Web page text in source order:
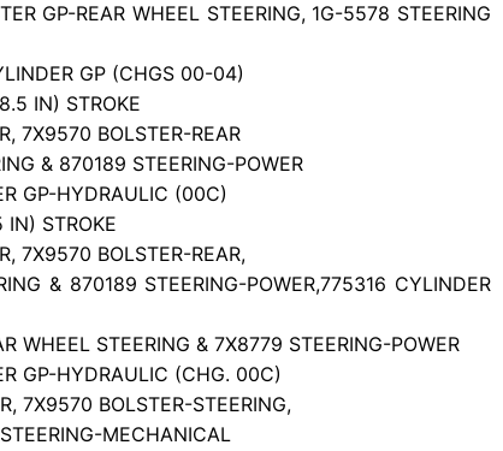
GP-REAR WHEEL STEERING, 1G-5578 STEERING
GP (CHGS 00-04)
IN) STROKE
7X9570 BOLSTER-REAR
& 870189 STEERING-POWER
GP-HYDRAULIC (00C)
STROKE
7X9570 BOLSTER-REAR,
& 870189 STEERING-POWER,775316 CYLINDER
WHEEL STEERING & 7X8779 STEERING-POWER
GP-HYDRAULIC (CHG. 00C)
7X9570 BOLSTER-STEERING,
MECHANICAL